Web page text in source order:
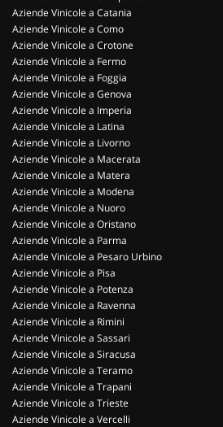
Aziende Vinicole a Catania
Aziende Vinicole a Como
Aziende Vinicole a Crotone
Aziende Vinicole a Fermo
Aziende Vinicole a Foggia
Aziende Vinicole a Genova
Aziende Vinicole a Imperia
Aziende Vinicole a Latina
Aziende Vinicole a Livorno
Aziende Vinicole a Macerata
Aziende Vinicole a Matera
Aziende Vinicole a Modena
Aziende Vinicole a Nuoro
Aziende Vinicole a Oristano
Aziende Vinicole a Parma
Aziende Vinicole a Pesaro Urbino
Aziende Vinicole a Pisa
Aziende Vinicole a Potenza
Aziende Vinicole a Ravenna
Aziende Vinicole a Rimini
Aziende Vinicole a Sassari
Aziende Vinicole a Siracusa
Aziende Vinicole a Teramo
Aziende Vinicole a Trapani
Aziende Vinicole a Trieste
Aziende Vinicole a Vercelli